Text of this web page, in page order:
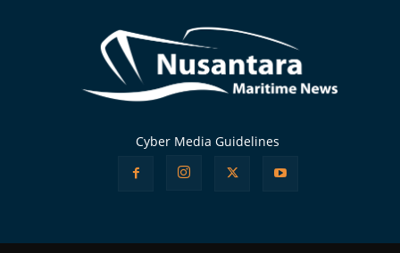
Cyber Media Guidelines